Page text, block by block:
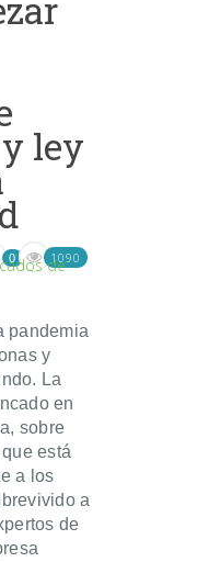
ley
de
0 1090
pandemia
y
La
en
sobre
está
a los
a
de